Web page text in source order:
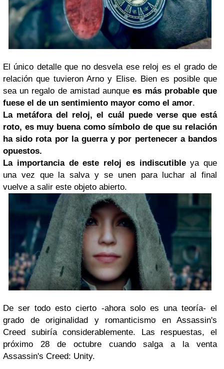
El único detalle que no desvela ese reloj es el grado de
relación que tuvieron Arno y Elise. Bien es posible que
sea un regalo de amistad aunquees más probable que
fuese el de un sentimiento mayor como el amor.
La metáfora del reloj, el cuál puede verse que está
roto, es muy buena como símbolo de que su relación
ha sido rotapor la guerra y por pertenecer a bandos
opuestos.
La importancia de este reloj es indiscutibleya que
una vez que la salva y se unen para luchar al final
vuelve a salir este objeto abierto.
De ser todo esto cierto -ahora solo es una teoría- el
grado de originalidad y romanticismo en Assassin's
Creed subiría considerablemente. Las respuestas, el
próximo 28 de octubre cuando salga a la venta
Assassin's Creed: Unity.